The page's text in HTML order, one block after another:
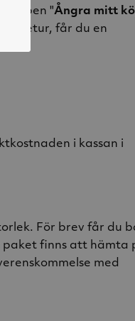
"Ångra mitt
retur, får du en
i kassan i
För brev får du
paket finns att hämta
med